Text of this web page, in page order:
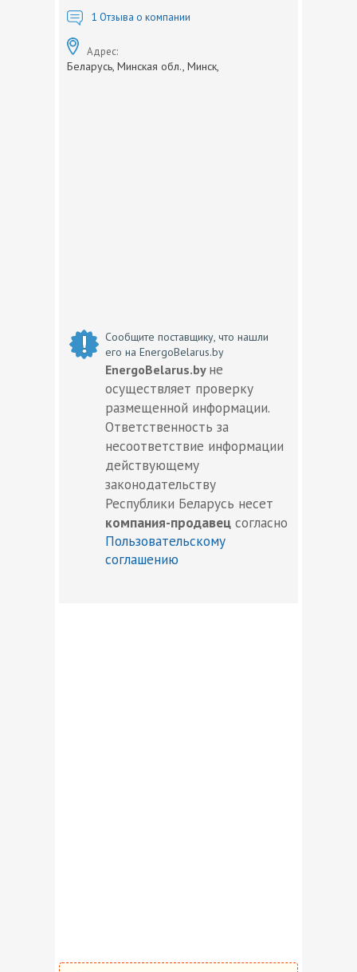
1 Отзыва о компании
Адрес:
Беларусь, Минская обл., Минск,
Сообщите поставщику, что нашли
его на EnergoBelarus.by
EnergoBelarus.by не
осуществляет проверку
размещенной информации.
Ответственность за
несоответствие информации
действующему
законодательству
Республики Беларусь несет
компания-продавец согласно
Пользовательскому
соглашению